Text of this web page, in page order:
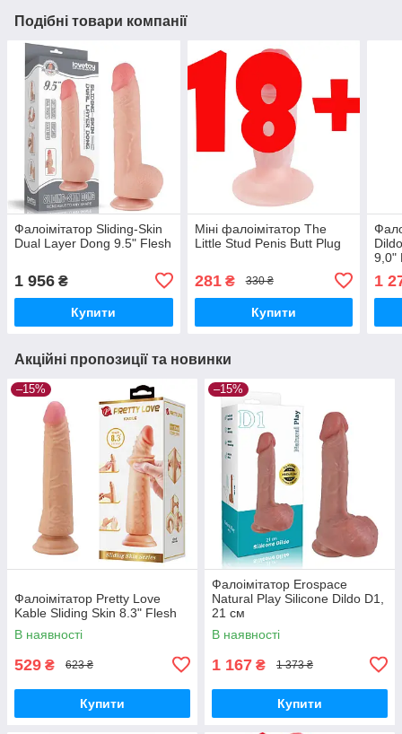
Подібні товари компанії
Фалоімітатор Sliding-Skin
Dual Layer Dong 9.5" Flesh
1 956 ₴
Купити
Міні фалоімітатор The
Little Stud Penis Butt Plug
281₴ 330 ₴
Купити
9,0"
1
Акційні пропозиції та новинки
–15%
Фалоімітатор Pretty Love
Kable Sliding Skin 8.3" Flesh
В наявності
529 ₴ 623 ₴
Купити
–15%
Фалоімітатор Erospace
Natural Play Silicone Dildo D1,
21 см
В наявності
1 167 ₴ 1 373 ₴
Купити